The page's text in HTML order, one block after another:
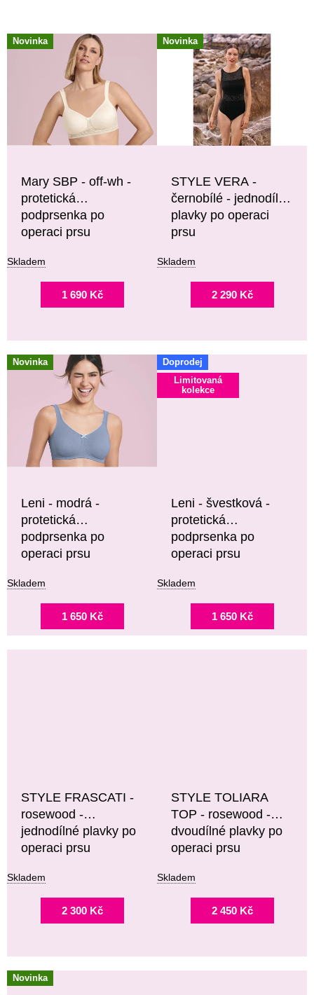
P
R
Ů
V
Ý
O
Novinka
Mary SBP - off-wh -
protetická
podprsenka po
operaci prsu
Skladem
1 690 Kč
Novinka
STYLE VERA -
černobílé - jednodílné
plavky po operaci
prsu
Skladem
2 290 Kč
Novinka
Leni - modrá -
protetická
podprsenka po
operaci prsu
Skladem
1 650 Kč
Doprodej
Limitovaná
kolekce
Leni - švestková -
protetická
podprsenka po
operaci prsu
Skladem
1 650 Kč
STYLE FRASCATI -
rosewood -
jednodílné plavky po
operaci prsu
Skladem
2 300 Kč
STYLE TOLIARA
TOP - rosewood -
dvoudílné plavky po
operaci prsu
Skladem
2 450 Kč
Novinka